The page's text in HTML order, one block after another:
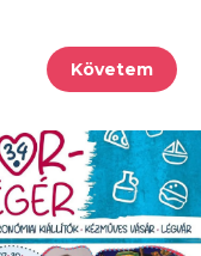
Követem